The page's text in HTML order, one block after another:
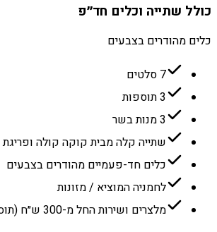
כולל שתייה וכלים חד״פ
כלים מהודרים בצבעים
7 סלטים
3 תוספות
3 מנות בשר
שתייה קלה מבית קוקה קולה ופריגת
כלים חד-פעמיים מהודרים בצבעים
לחמניה המוציא / מזונות
מלצרים ושירות החל מ-300 ש״ח (תוספת)